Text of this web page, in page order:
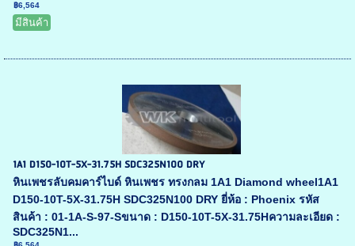
฿6,564
มีสินค้า
1A1 D150-10T-5X-31.75H SDC325N100 DRY
หินเพชรลับคมคาร์ไบด์ หินเพชร ทรงกลม 1A1 Diamond wheel1A1
D150-10T-5X-31.75H SDC325N100 DRY ยี่ห้อ : Phoenix รหัส
สินค้า : 01-1A-S-97-Sขนาด : D150-10T-5X-31.75Hความละเอียด :
SDC325N1...